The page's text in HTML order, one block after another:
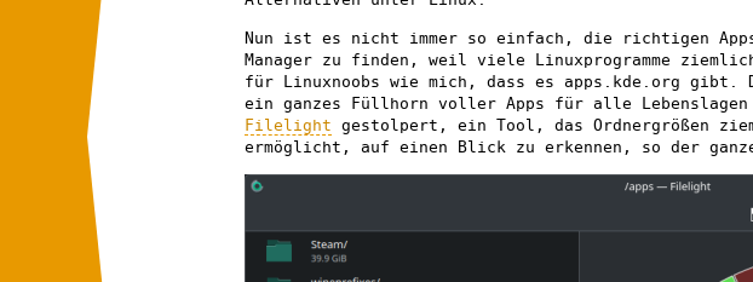
Nun ist es nicht immer so einfach, die richtigen Apps
Manager zu finden, weil viele Linuxprogramme
für Linuxnoobs wie mich, dass es apps.kde.org gibt.
ein ganzes Füllhorn voller Apps für alle
Filelight gestolpert, ein Tool, das Ordnergrößen
ermöglicht, auf einen Blick zu erkennen, so der